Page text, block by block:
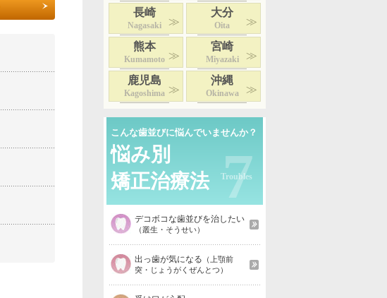
長崎
Nagasaki
大分
Oita
熊本
Kumamoto
宮崎
Miyazaki
鹿児島
Kagoshima
沖縄
Okinawa
こんな歯並びに悩んでいませんか？
悩み別
矯正治療法 7
デコボコな歯並びを治したい
（叢生・そうせい）
出っ歯が気になる （上顎前
突・じょうがくぜんとつ）